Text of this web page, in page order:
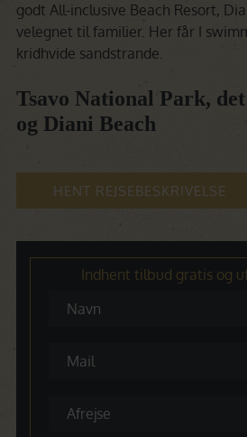
godt All-inclusive Beach Resort,
velegnet til familier. Her får I
kridhvide sandstrande.
Tsavo National Park,
og Diani Beach
HENT REJSEBESKRIVELSE
Indhent tilbud gratis og